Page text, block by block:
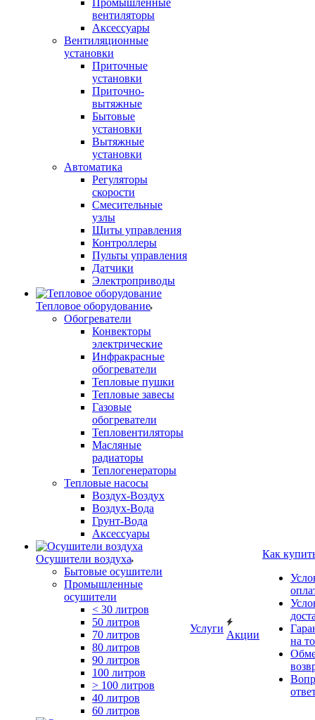
Промышленные
вентиляторы
Аксессуары
Вентиляционные
установки
Приточные
установки
Приточно-
вытяжные
Бытовые
установки
Вытяжные
установки
Автоматика
Регуляторы
скорости
Смесительные
узлы
Щиты управления
Контроллеры
Пульты управления
Датчики
Электроприводы
Тепловое оборудование
Обогреватели
Конвекторы
электрические
Инфракрасные
обогреватели
Тепловые пушки
Тепловые завесы
Газовые
обогреватели
Тепловентиляторы
Масляные
радиаторы
Теплогенераторы
Тепловые насосы
Воздух-Воздух
Воздух-Вода
Грунт-Вода
Аксессуары
Осушители воздуха
Бытовые осушители
Промышленные
осушители
< 30 литров
50 литров
70 литров
80 литров
90 литров
100 литров
> 100 литров
40 литров
60 литров
Услуги
Акции
Как
на